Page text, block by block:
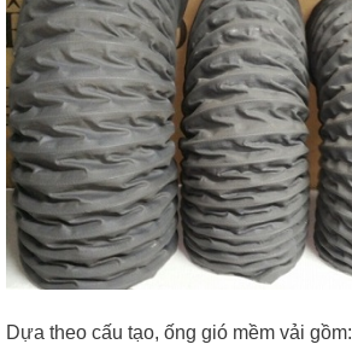
Dựa theo cấu tạo, ống gió mềm vải gồm: